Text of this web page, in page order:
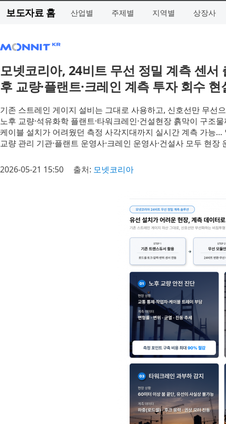
보도자료 홈 산업별 주제별 지역별 상장사
모넷코리아, 24비트 무선 정밀 계측 센
후 교량·플랜트·크레인 계측 투자 회수 현
기존 스트레인 게이지 설비는 그대로 사용하고, 신호선만 무선
노후 교량·석유화학 플랜트·타워크레인·건설현장 흙막이 구조
케이블 설치가 어려웠던 측정 사각지대까지 실시간 계측 가능
교량 관리 기관·플랜트 운영사·크레인 운영사·건설사 모두 현
2026-05-21 15:50 출처: 모넷코리아